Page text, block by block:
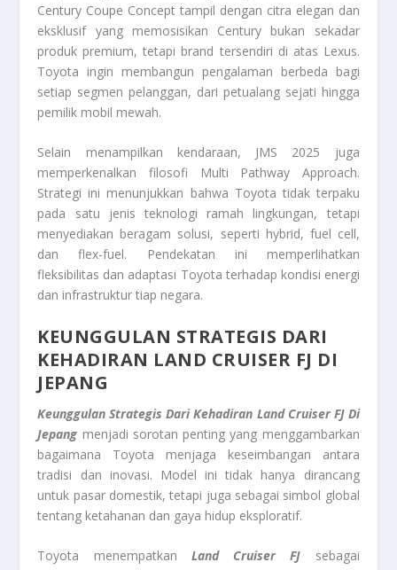
Century Coupe Concept tampil dengan citra elegan dan
eksklusif yang memosisikan Century bukan sekadar
produk premium, tetapi brand tersendiri di atas Lexus.
Toyota ingin membangun pengalaman berbeda bagi
setiap segmen pelanggan, dari petualang sejati hingga
pemilik mobil mewah.
Selain menampilkan kendaraan, JMS 2025 juga
memperkenalkan filosofi Multi Pathway Approach.
Strategi ini menunjukkan bahwa Toyota tidak terpaku
pada satu jenis teknologi ramah lingkungan, tetapi
menyediakan beragam solusi, seperti hybrid, fuel cell,
dan flex-fuel. Pendekatan ini memperlihatkan
fleksibilitas dan adaptasi Toyota terhadap kondisi energi
dan infrastruktur tiap negara.
KEUNGGULAN STRATEGIS DARI
KEHADIRAN LAND CRUISER FJ DI
JEPANG
Keunggulan Strategis Dari Kehadiran Land Cruiser FJ Di
Jepang menjadi sorotan penting yang menggambarkan
bagaimana Toyota menjaga keseimbangan antara
tradisi dan inovasi. Model ini tidak hanya dirancang
untuk pasar domestik, tetapi juga sebagai simbol global
tentang ketahanan dan gaya hidup eksploratif.
Toyota menempatkan Land Cruiser FJ
sebagai